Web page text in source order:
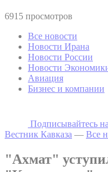
6915 просмотров
Все новости
Новости Ирана
Новости России
Новости
Авиация
Бизнес и компании
Подписывайтесь
Вестник Кавказа — Все
"Ахмат"